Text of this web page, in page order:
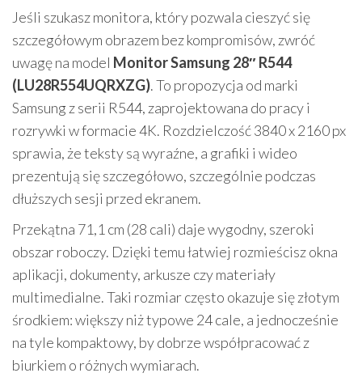
Jeśli szukasz monitora, który pozwala cieszyć się
szczegółowym obrazem bez kompromisów, zwróć
uwagę na model Monitor Samsung 28″ R544
(LU28R554UQRXZG). To propozycja od marki
Samsung z serii R544, zaprojektowana do pracy i
rozrywki w formacie 4K. Rozdzielczość 3840 x 2160 px
sprawia, że teksty są wyraźne, a grafiki i wideo
prezentują się szczegółowo, szczególnie podczas
dłuższych sesji przed ekranem.
Przekątna 71,1 cm (28 cali) daje wygodny, szeroki
obszar roboczy. Dzięki temu łatwiej rozmieścisz okna
aplikacji, dokumenty, arkusze czy materiały
multimedialne. Taki rozmiar często okazuje się złotym
środkiem: większy niż typowe 24 cale, a jednocześnie
na tyle kompaktowy, by dobrze współpracować z
biurkiem o różnych wymiarach.